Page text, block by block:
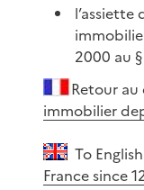
2000 au
Retour au
immobilier
To
France since